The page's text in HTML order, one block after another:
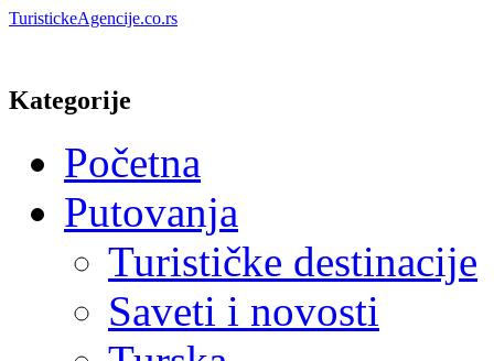
TuristickeAgencije.co.rs
Kategorije
Početna
Putovanja
Turističke destinacije
Saveti i novosti